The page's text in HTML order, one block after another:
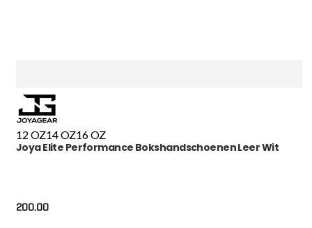
12 OZ14 OZ16 OZ
Joya Elite Performance Bokshandschoenen Leer Wit
200.00